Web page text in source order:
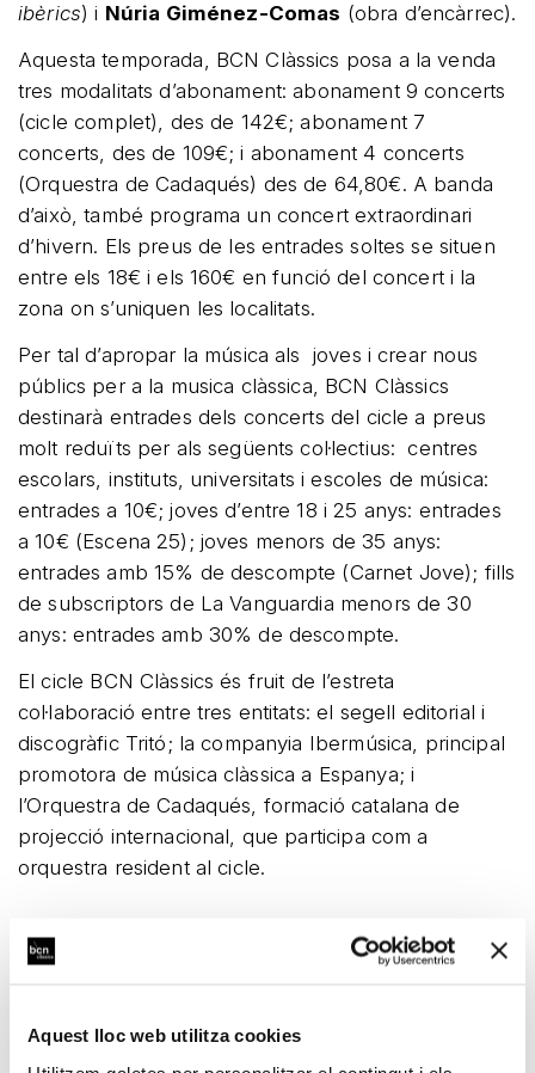
Aquest lloc web utilitza cookies
ibèrics) i Núria Giménez-Comas (obra d’encàrrec).
Aquesta temporada, BCN Clàssics posa a la venda
tres modalitats d’abonament: abonament 9 concerts
(cicle complet), des de 142€; abonament 7
concerts, des de 109€; i abonament 4 concerts
(Orquestra de Cadaqués) des de 64,80€. A banda
d’això, també programa un concert extraordinari
d’hivern. Els preus de les entrades soltes se situen
entre els 18€ i els 160€ en funció del concert i la
zona on s’uniquen les localitats.
Per tal d’apropar la música als joves i crear nous
públics per a la musica clàssica, BCN Clàssics
destinarà entrades dels concerts del cicle a preus
molt reduïts per als següents col·lectius: centres
escolars, instituts, universitats i escoles de música:
entrades a 10€; joves d’entre 18 i 25 anys: entrades
a 10€ (Escena 25); joves menors de 35 anys:
entrades amb 15% de descompte (Carnet Jove); fills
de subscriptors de La Vanguardia menors de 30
anys: entrades amb 30% de descompte.
El cicle BCN Clàssics és fruit de l’estreta
col·laboració entre tres entitats: el segell editorial i
discogràfic Tritó; la companyia Ibermúsica, principal
promotora de música clàssica a Espanya; i
l’Orquestra de Cadaqués, formació catalana de
projecció internacional, que participa com a
orquestra resident al cicle.
ANTERIOR